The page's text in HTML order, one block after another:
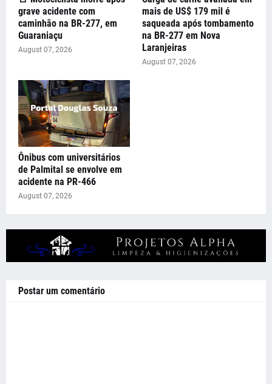
grave acidente com
caminhão na BR-277, em
Guaraniaçu
August 07, 2026
mais de US$ 179 mil é
saqueada após tombamento
na BR-277 em Nova
Laranjeiras
August 07, 2026
Ônibus com universitários
de Palmital se envolve em
acidente na PR-466
August 07, 2026
Postar um comentário